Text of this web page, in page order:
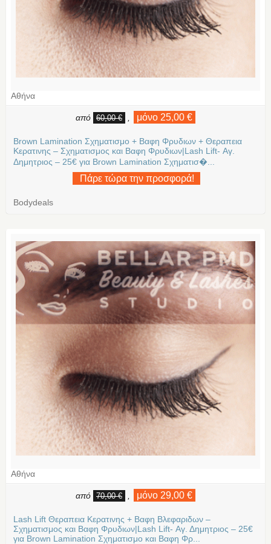
Αθήνα
από 60,00 € μόνο 25,00 €
Brown Lamination Σχηματισμο + Βαφη Φρυδιων + Θεραπεια
Κερατινης – Σχηματισμος και Βαφη Φρυδιων|Lash Lift- Αγ.
Δημητριος – 25€ για Brown Lamination Σχηματισ�...
Πάρε τώρα την προσφορά!
Bodydeals
Αθήνα
από 70,00 € μόνο 29,00 €
Lash Lift Θεραπεια Κερατινης + Βαφη Βλεφαριδων –
Σχηματισμος και Βαφη Φρυδιων|Lash Lift- Αγ. Δημητριος – 25€
για Brown Lamination Σχηματισμο και Βαφη Φρ...